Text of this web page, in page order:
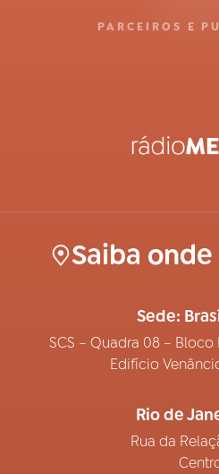
PARCEIROS E
Saiba onde
Sede:
SCS – Quadra 08 – Bloco
Edifício
Rio de
Rua da